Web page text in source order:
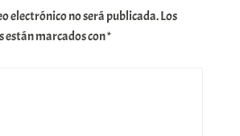
electrónico no será publicada.Los
marcados con*